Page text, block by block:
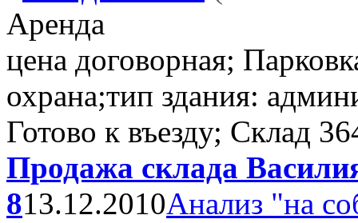
Аренда
цена договорная;
охрана;тип здания:
Готово к въезду; Склад
Продажа склада
813.12.2010Анализ "на